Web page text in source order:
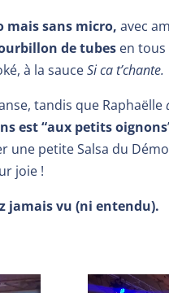
mais sans micro, avec
de tubes en
à la sauceSi ca t’chante.
tandis que Raphaëlle
est “aux petits oignons
une petite Salsa du
joie !
jamais vu (ni entendu).